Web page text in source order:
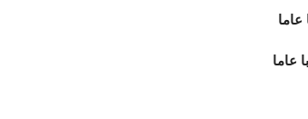
عاما
عاما